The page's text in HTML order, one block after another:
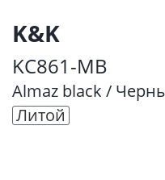
K&K
KC861-MB
Almaz black /
Литой